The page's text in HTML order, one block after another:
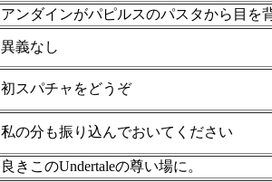
アンダインがパピルスのパスタから目を
異義なし
初スパチャをどうぞ
私の分も振り込んでおいてください
良きこのUndertaleの尊い場に。